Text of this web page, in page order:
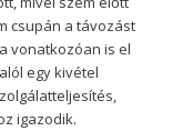
csupán a távozást
vonatkozóan is el
egy kivétel
igazodik.